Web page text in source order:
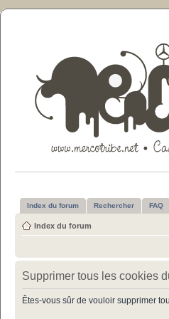
Index du forum Rechercher FAQ
Index du forum
Supprimer tous les cookies
Êtes-vous sûr de vouloir supprimer